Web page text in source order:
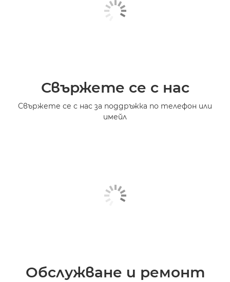
Свържете се с нас
Свържете се с нас за поддръжка по телефон или
имейл
Обслужване и ремонт